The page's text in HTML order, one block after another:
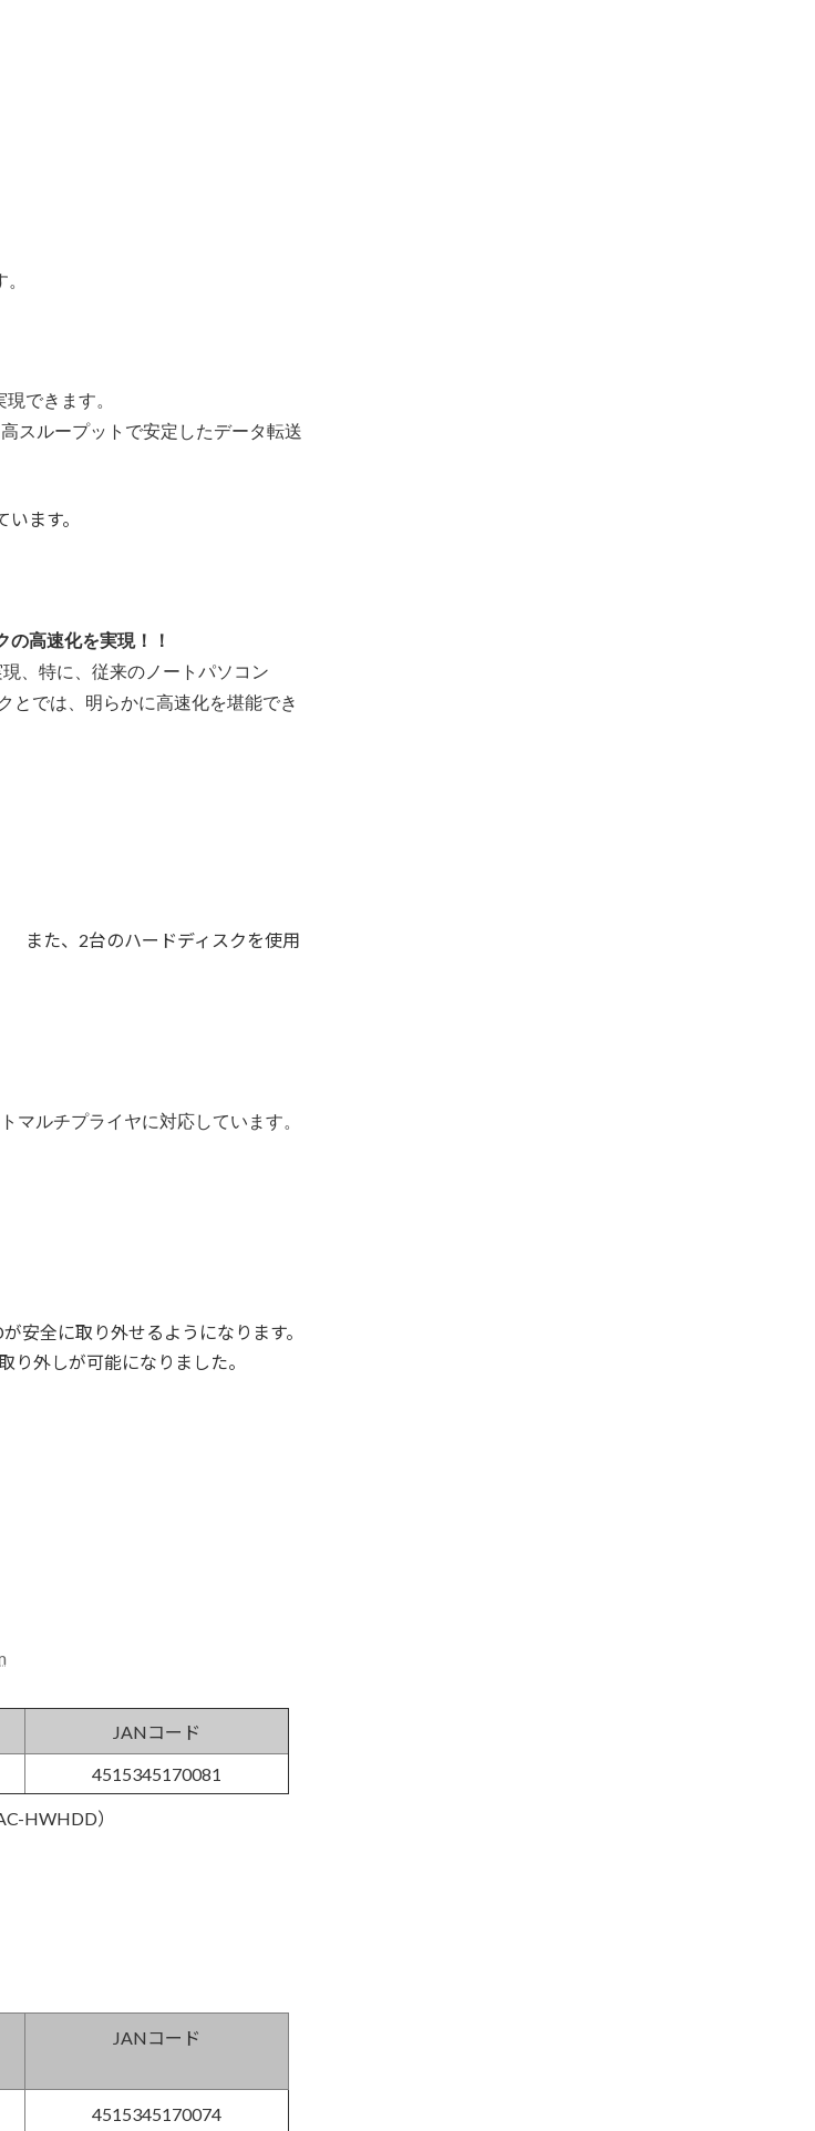
できます。
スループットで安定したデータ転送
ます。
高速化を実現！！
、特に、従来のノートパソコン
とでは、明らかに高速化を堪能でき
また、2台のハードディスクを使用
マルチプライヤに対応しています。
全に取り外せるようになります。
外しが可能になりました。
JANコード
4515345170081
HWHDD）
JANコード
4515345170074